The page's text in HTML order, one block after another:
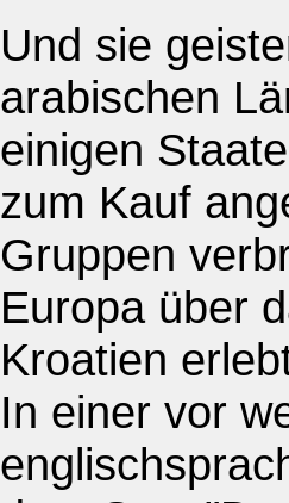
Und sie
arabischen
einigen
zum Kauf
Gruppen
Europa über
Kroatien
In einer vor